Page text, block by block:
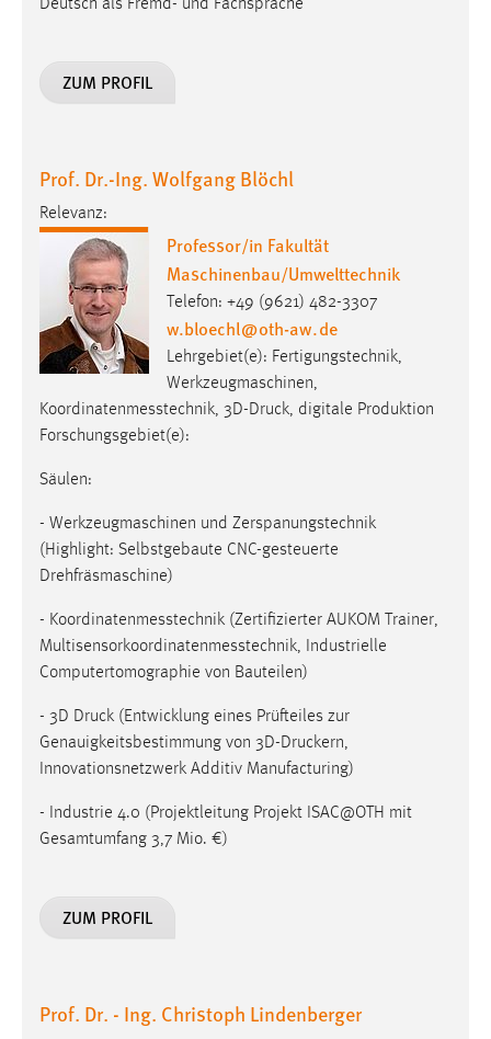
Deutsch als Fremd- und Fachsprache
ZUM PROFIL
Prof. Dr.-Ing. Wolfgang Blöchl
Relevanz:
Professor/in Fakultät
Maschinenbau/Umwelttechnik
Telefon: +49 (9621) 482-3307
w.bloechl@oth-aw.de
Lehrgebiet(e): Fertigungstechnik,
Werkzeugmaschinen,
Koordinatenmesstechnik, 3D-Druck, digitale Produktion
Forschungsgebiet(e):
Säulen:
- Werkzeugmaschinen und Zerspanungstechnik
(Highlight: Selbstgebaute CNC-gesteuerte
Drehfräsmaschine)
- Koordinatenmesstechnik (Zertifizierter AUKOM Trainer,
Multisensorkoordinatenmesstechnik, Industrielle
Computertomographie von Bauteilen)
- 3D Druck (Entwicklung eines Prüfteiles zur
Genauigkeitsbestimmung von 3D-Druckern,
Innovationsnetzwerk Additiv Manufacturing)
- Industrie 4.0 (Projektleitung Projekt ISAC@OTH mit
Gesamtumfang 3,7 Mio. €)
ZUM PROFIL
Prof. Dr. - Ing. Christoph Lindenberger